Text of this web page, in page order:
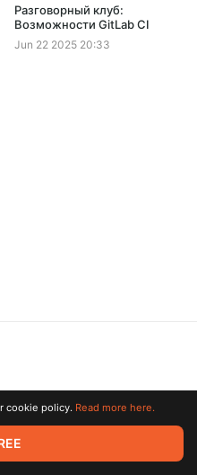
Разговорный клуб:
Возможности GitLab CI
Jun 22 2025 20:33
reserved. All trademarks
owners.
cookie policy. Read more here.